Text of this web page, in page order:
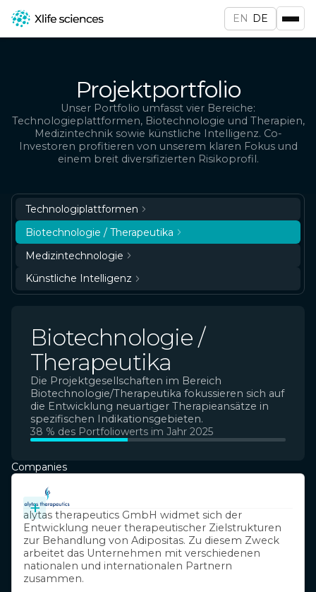
EN DE
Projektportfolio
Unser Portfolio umfasst vier Bereiche:
Technologieplattformen, Biotechnologie und Therapien,
Medizintechnik sowie künstliche Intelligenz. Co-
Investoren profitieren von unserem klaren Fokus und
einem breit diversifizierten Risikoprofil.
Technologiplattformen
Biotechnologie / Therapeutika
Medizintechnologie
Künstliche Intelligenz
Biotechnologie /
Therapeutika
Die Projektgesellschaften im Bereich
Biotechnologie/Therapeutika fokussieren sich auf
die Entwicklung neuartiger Therapieansätze in
spezifischen Indikationsgebieten.
38 % des Portfoliowerts im Jahr 2025
Companies
+
alytas therapeutics GmbH widmet sich der
Entwicklung neuer therapeutischer Zielstrukturen
zur Behandlung von Adipositas. Zu diesem Zweck
arbeitet das Unternehmen mit verschiedenen
nationalen und internationalen Partnern
zusammen.